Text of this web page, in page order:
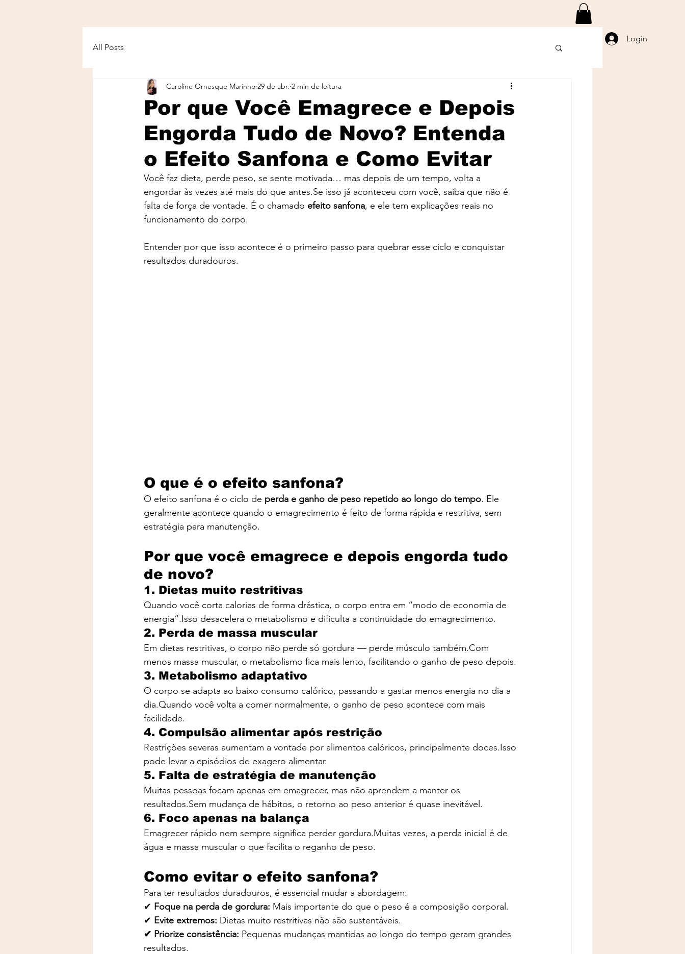
Login
All Posts
Por que Você Emagrece e Depois
Engorda Tudo de Novo? Entenda
o Efeito Sanfona e Como Evitar
Caroline Ornesque Marinho 29 de abr. 2 min de leitura
Você faz dieta, perde peso, se sente motivada… mas depois de um tempo, volta a
engordar às vezes até mais do que antes.Se isso já aconteceu com você, saiba que não é
falta de força de vontade. É o chamado efeito sanfona, e ele tem explicações reais no
funcionamento do corpo.
Entender por que isso acontece é o primeiro passo para quebrar esse ciclo e conquistar
resultados duradouros.
O que é o efeito sanfona?
O efeito sanfona é o ciclo de perda e ganho de peso repetido ao longo do tempo. Ele
geralmente acontece quando o emagrecimento é feito de forma rápida e restritiva, sem
estratégia para manutenção.
Por que você emagrece e depois engorda tudo
de novo?
1. Dietas muito restritivas
Quando você corta calorias de forma drástica, o corpo entra em “modo de economia de
energia”.Isso desacelera o metabolismo e dificulta a continuidade do emagrecimento.
2. Perda de massa muscular
Em dietas restritivas, o corpo não perde só gordura — perde músculo também.Com
menos massa muscular, o metabolismo fica mais lento, facilitando o ganho de peso depois.
3. Metabolismo adaptativo
O corpo se adapta ao baixo consumo calórico, passando a gastar menos energia no dia a
dia.Quando você volta a comer normalmente, o ganho de peso acontece com mais
facilidade.
4. Compulsão alimentar após restrição
Restrições severas aumentam a vontade por alimentos calóricos, principalmente doces.Isso
pode levar a episódios de exagero alimentar.
5. Falta de estratégia de manutenção
Muitas pessoas focam apenas em emagrecer, mas não aprendem a manter os
resultados.Sem mudança de hábitos, o retorno ao peso anterior é quase inevitável.
6. Foco apenas na balança
Emagrecer rápido nem sempre significa perder gordura.Muitas vezes, a perda inicial é de
água e massa muscular o que facilita o reganho de peso.
Como evitar o efeito sanfona?
Para ter resultados duradouros, é essencial mudar a abordagem:
✔ Foque na perda de gordura: Mais importante do que o peso é a composição corporal.
✔ Evite extremos: Dietas muito restritivas não são sustentáveis.
✔ Priorize consistência: Pequenas mudanças mantidas ao longo do tempo geram grandes
resultados.